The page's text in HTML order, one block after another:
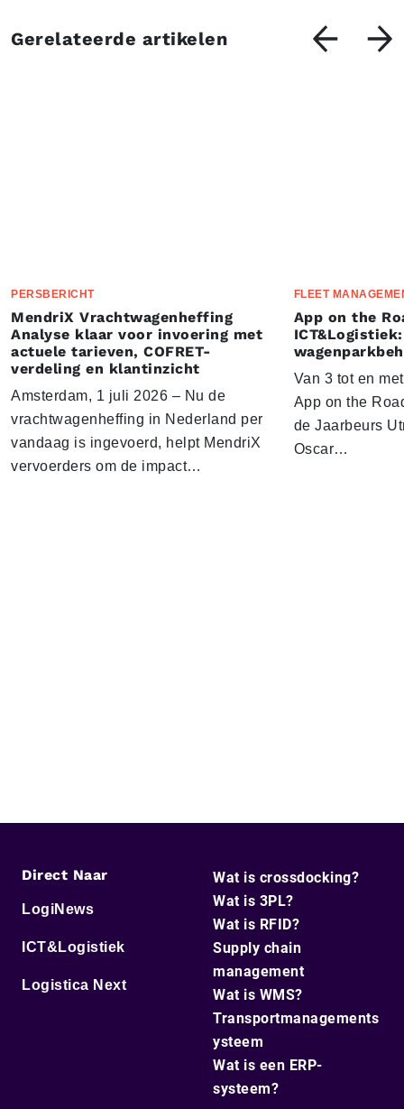
Gerelateerde artikelen
PERSBERICHT
MendriX Vrachtwagenheffing
Analyse klaar voor invoering met
actuele tarieven, COFRET-
verdeling en klantinzicht
Amsterdam, 1 juli 2026 – Nu de
vrachtwagenheffing in Nederland per
vandaag is ingevoerd, helpt MendriX
vervoerders om de impact…
FLEET
App on the
Van 3 tot en
App on the
de Jaarbeurs
Oscar…
Direct Naar
LogiNews
ICT&Logistiek
Logistica Next
Wat is crossdocking?
Wat is 3PL?
Wat is RFID?
Supply chain
management
Wat is WMS?
Transportmanagements
ysteem
Wat is een ERP-
systeem?